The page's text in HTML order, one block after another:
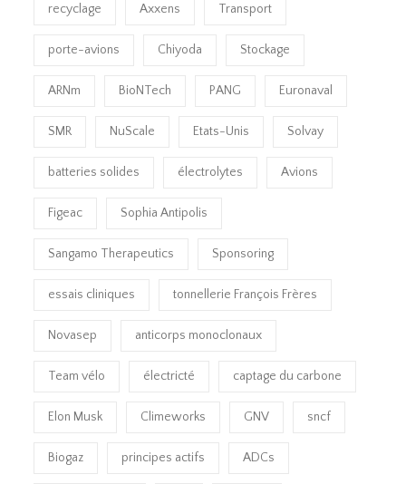
recyclage Axxens Transport
porte-avions Chiyoda Stockage
ARNm BioNTech PANG Euronaval
SMR NuScale Etats-Unis Solvay
batteries solides électrolytes Avions
Figeac Sophia Antipolis
Sangamo Therapeutics Sponsoring
essais cliniques tonnellerie François Frères
Novasep anticorps monoclonaux
Team vélo électricté captage du carbone
Elon Musk Climeworks GNV sncf
Biogaz principes actifs ADCs